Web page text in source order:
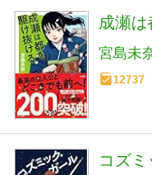
成瀬
宮島未
12737
コズ